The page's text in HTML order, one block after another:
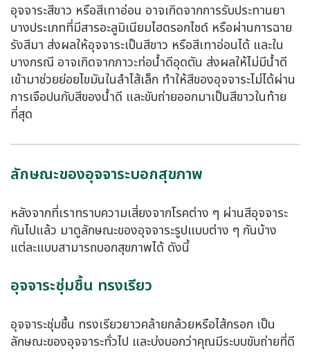
อุจจาระสีขาว หรือสีเทาอ่อน อาจเกิดจากการรับประทานยา
บางประเภทที่มีสารอะลูมิเนียมไฮดรอกไซด์ หรือผ่านการฉาย
รังสีมา ส่งผลให้อุจจาระเป็นสีขาว หรือสีเทาอ่อนได้ และใน
บางกรณี อาจเกิดจากภาวะท่อน้ำดีอุดตัน ส่งผลให้ไม่มีน้ำดี
เข้ามาช่วยย่อยไขมันในลำไส้เล็ก ทำให้สีของอุจจาระไม่ได้ผ่าน
การเจือปนกับสีของน้ำดี และขับถ่ายออกมาเป็นสีขาวในท้าย
ที่สุด
ลักษณะของอุจจาระบอกสุขภาพ
หลังจากที่เราทราบความเสี่ยงจากโรคต่าง ๆ ผ่านสีอุจจาระ
กันไปแล้ว มาดูลักษณะของอุจจาระรูปแบบต่าง ๆ กันบ้าง
แต่ละแบบสามารถบอกสุขภาพได้ ดังนี้
อุจจาระชุ่มชื้น ทรงเรียว
อุจจาระชุ่มชื้น ทรงเรียวยาวคล้ายกล้วยหรือไส้กรอก เป็น
ลักษณะของอุจจาระทั่วไป และบ่งบอกว่าคุณมีระบบขับถ่ายที่ดี